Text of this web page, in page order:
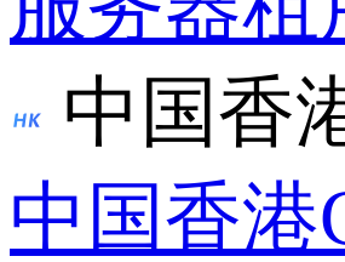
中国香
中国香港